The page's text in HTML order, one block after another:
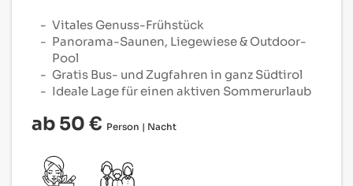
Vitales Genuss-Frühstück
Panorama-Saunen, Liegewiese & Outdoor-
Pool
Gratis Bus- und Zugfahren in ganz Südtirol
Ideale Lage für einen aktiven Sommerurlaub
ab 50 € Person | Nacht